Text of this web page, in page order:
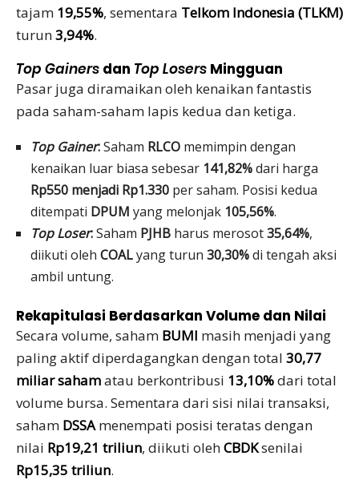
tajam 19,55%, sementara Telkom Indonesia (TLKM)
turun3,94%.
Top Gainers dan Top Losers Mingguan
Pasar juga diramaikan oleh kenaikan fantastis
pada saham-saham lapis kedua dan ketiga.
Top Gainer:Saham RLCO memimpin dengan
kenaikan luar biasa sebesar 141,82%dari harga
Rp550 menjadi Rp1.330 per saham. Posisi kedua
ditempati DPUM yang melonjak 105,56%.
Top Loser:Saham PJHB harus merosot35,64%,
diikuti olehCOALyang turun30,30%di tengah aksi
ambil untung.
Rekapitulasi Berdasarkan Volume dan Nilai
Secara volume, saham BUMI masih menjadi yang
paling aktif diperdagangkan dengan total 30,77
miliar sahamatau berkontribusi 13,10%dari total
volume bursa. Sementara dari sisi nilai transaksi,
saham DSSA menempati posisi teratas dengan
nilai Rp19,21 triliun, diikuti olehCBDKsenilai
Rp15,35 triliun.